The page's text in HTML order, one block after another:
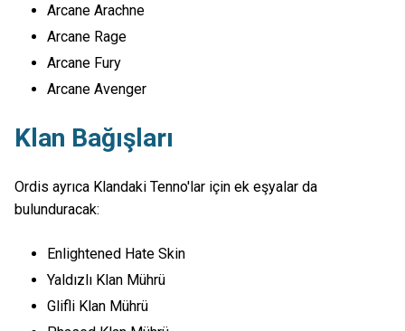
Arcane Arachne
Arcane Rage
Arcane Fury
Arcane Avenger
Klan Bağışları
Ordis ayrıca Klandaki Tenno'lar için ek eşyalar da
bulunduracak:
Enlightened Hate Skin
Yaldızlı Klan Mührü
Glifli Klan Mührü